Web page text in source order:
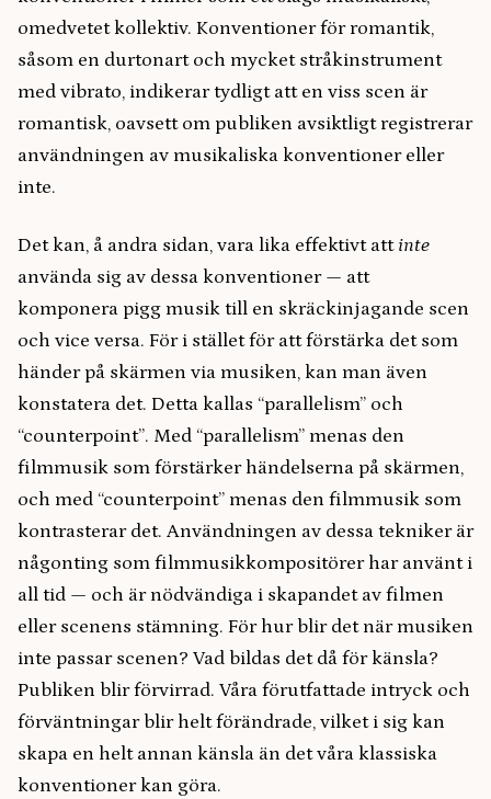
omedvetet kollektiv. Konventioner för romantik,
såsom en durtonart och mycket stråkinstrument
med vibrato, indikerar tydligt att en viss scen är
romantisk, oavsett om publiken avsiktligt registrerar
användningen av musikaliska konventioner eller
inte.
Det kan, å andra sidan, vara lika effektivt att inte
använda sig av dessa konventioner — att
komponera pigg musik till en skräckinjagande scen
och vice versa. För i stället för att förstärka det som
händer på skärmen via musiken, kan man även
konstatera det. Detta kallas “parallelism” och
“counterpoint”. Med “parallelism” menas den
filmmusik som förstärker händelserna på skärmen,
och med “counterpoint” menas den filmmusik som
kontrasterar det. Användningen av dessa tekniker är
någonting som filmmusikkompositörer har använt i
all tid — och är nödvändiga i skapandet av filmen
eller scenens stämning. För hur blir det när musiken
inte passar scenen? Vad bildas det då för känsla?
Publiken blir förvirrad. Våra förutfattade intryck och
förväntningar blir helt förändrade, vilket i sig kan
skapa en helt annan känsla än det våra klassiska
konventioner kan göra.